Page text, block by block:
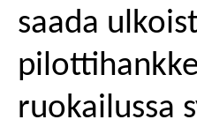
saada
ruokailussa